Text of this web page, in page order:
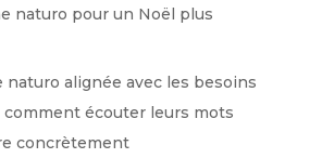
naturo pour un Noël plus
naturo alignée avec les besoins
comment écouter leurs mots
concrètement